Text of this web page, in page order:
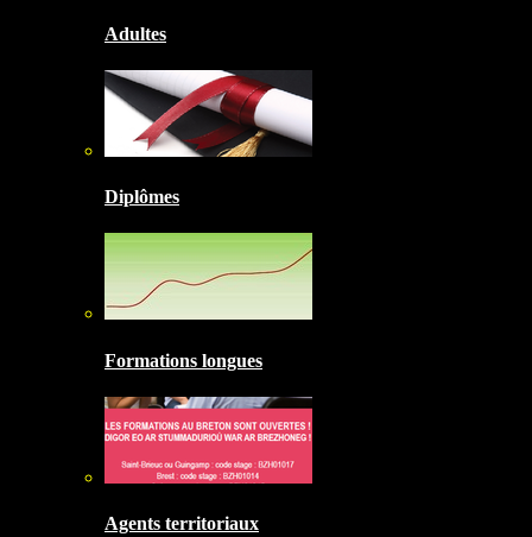
Adultes
Diplômes
Formations longues
Agents territoriaux